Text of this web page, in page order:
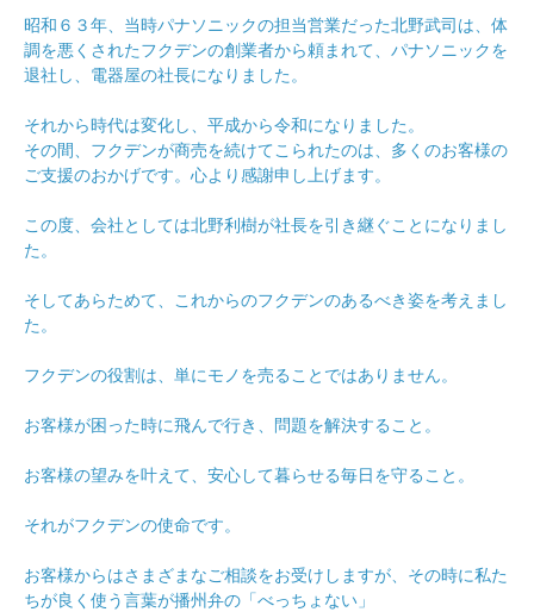
昭和６３年、当時パナソニックの担当営業だった北野武司は、体
調を悪くされたフクデンの創業者から頼まれて、パナソニックを
退社し、電器屋の社長になりました。
それから時代は変化し、平成から令和になりました。
その間、フクデンが商売を続けてこられたのは、多くのお客様の
ご支援のおかげです。心より感謝申し上げます。
この度、会社としては北野利樹が社長を引き継ぐことになりまし
た。
そしてあらためて、これからのフクデンのあるべき姿を考えまし
た。
フクデンの役割は、単にモノを売ることではありません。
お客様が困った時に飛んで行き、問題を解決すること。
お客様の望みを叶えて、安心して暮らせる毎日を守ること。
それがフクデンの使命です。
お客様からはさまざまなご相談をお受けしますが、その時に私た
ちが良く使う言葉が播州弁の「べっちょない」